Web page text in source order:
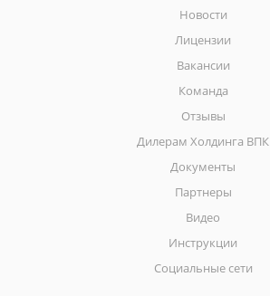
Новости
Лицензии
Вакансии
Команда
Отзывы
Дилерам Холдинга ВПК
Документы
Партнеры
Видео
Инструкции
Социальные сети